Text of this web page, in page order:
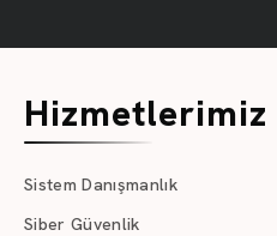
Hizmetlerimiz
Sistem Danışmanlık
Siber Güvenlik